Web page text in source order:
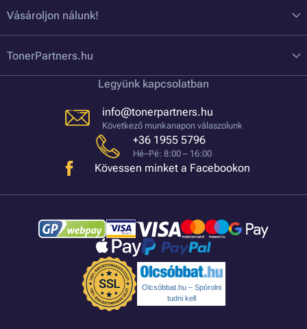
Vásároljon nálunk!
TonerPartners.hu
Legyünk kapcsolatban
info@tonerpartners.hu
Következő munkanapon válaszolunk
+36 1955 5796
Hé–Pé: 8:00 – 16:00
Kövessen minket a Facebookon
Olcsóbbat.hu – Spórolni
tudni kell